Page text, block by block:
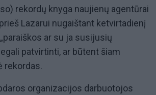
rekordų knyga naujienų agentūrai
Lazarui nugaištant ketvirtadienį
ar su ja susijusių
patvirtinti, ar būtent šiam
rekordas.
organizacijos darbuotojos